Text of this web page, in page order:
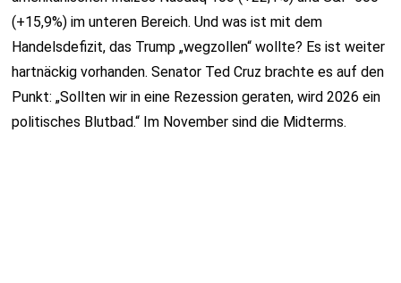
(+15,9%) im unteren Bereich. Und was ist mit dem
Handelsdefizit, das Trump „wegzollen“ wollte? Es ist weiter
hartnäckig vorhanden. Senator Ted Cruz brachte es auf den
Punkt: „Sollten wir in eine Rezession geraten, wird 2026 ein
politisches Blutbad.“ Im November sind die Midterms.